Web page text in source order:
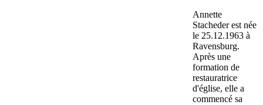
Annette
Stacheder est née
le 25.12.1963 à
Ravensburg.
Après une
formation de
restauratrice
d'église, elle a
commencé sa